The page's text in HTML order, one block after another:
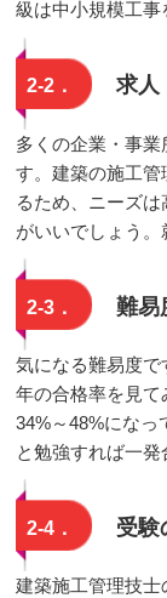
級は中小規模工事
2-2． 求人
多くの企業・事
す。建築の施工
るため、ニーズ
がいいでしょう。
2-3． 難易
気になる難易度
年の合格率を見て
34%～48%になっ
と勉強すれば一発
2-4． 受験
建築施工管理技